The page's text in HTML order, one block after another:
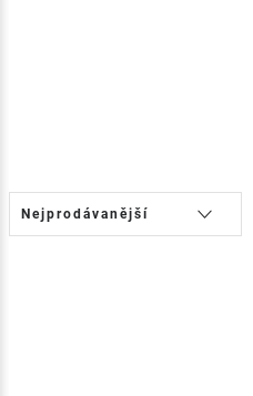
Ř
a
Nejprodávanější